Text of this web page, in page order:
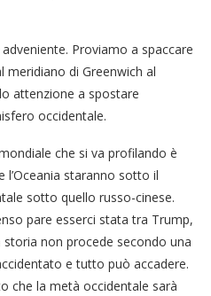
Proviamo a spaccare
meridiano di Greenwich al
attenzione a spostare
occidentale.
che si va profilando è
staranno sotto il
sotto quello russo-cinese.
pare esserci stata tra Trump,
storia non procede secondo una
e tutto può accadere.
che la metà occidentale sarà